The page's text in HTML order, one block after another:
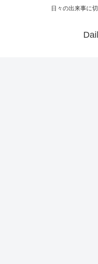
日々の出来事に